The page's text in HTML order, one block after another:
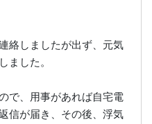
絡しましたが出ず、元気
ました。
で、用事があれば自宅電
信が届き、その後、浮気